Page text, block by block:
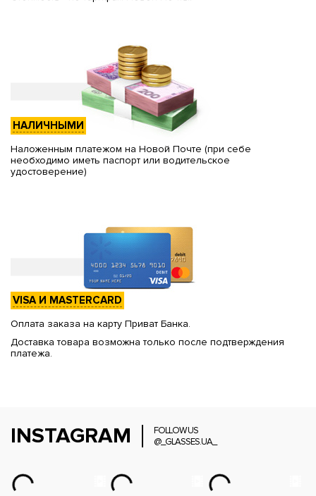
НАЛИЧНЫМИ
Наложенным платежом на Новой Почте (при себе
необходимо иметь паспорт или водительское
удостоверение)
VISA И MASTERCARD
Оплата заказа на карту Приват Банка.
Доставка товара возможна только после подтверждения
платежа.
INSTAGRAM
FOLLOW US
@_GLASSES.UA_